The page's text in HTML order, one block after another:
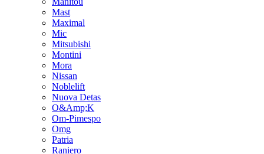
Mast
Maximal
Mic
Mitsubishi
Montini
Mora
Nissan
Noblelift
Nuova Detas
O&Amp;K
Om-Pimespo
Omg
Patria
Raniero